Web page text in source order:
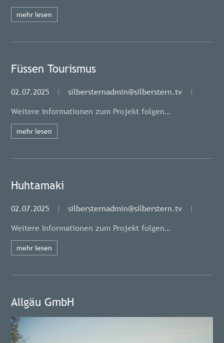
mehr lesen
Füssen Tourismus
02.07.2025 | silbersternadmin@silberstern.tv |
Weitere Informationen zum Projekt folgen…
mehr lesen
Huhtamaki
02.07.2025 | silbersternadmin@silberstern.tv |
Weitere Informationen zum Projekt folgen…
mehr lesen
Allgäu GmbH